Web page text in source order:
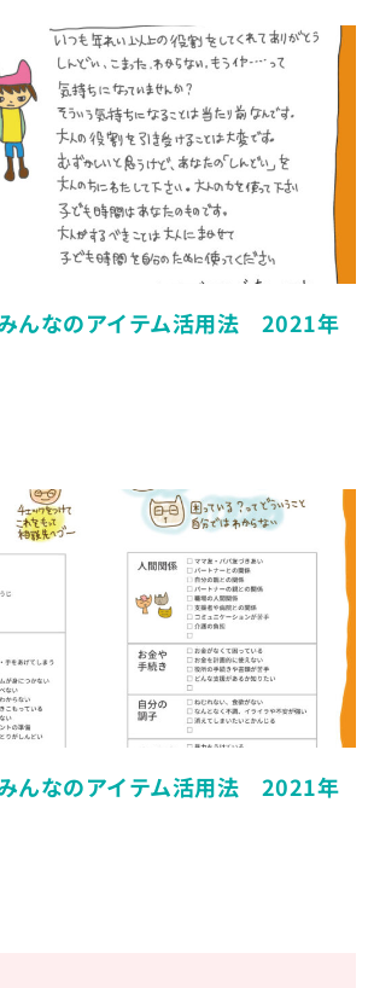
みんなのアイテム活用法 2021年
みんなのアイテム活用法 2021年